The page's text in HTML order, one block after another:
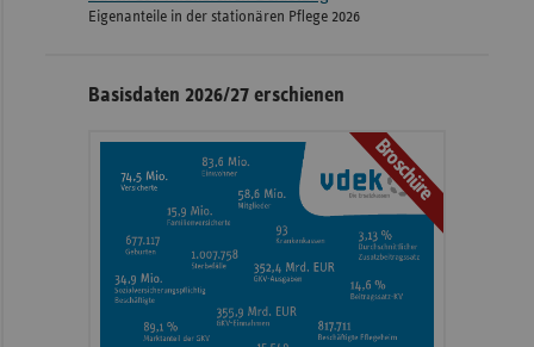
Eigenanteile in der stationären Pflege 2026
Basisdaten 2026/27 erschienen
Broschüre